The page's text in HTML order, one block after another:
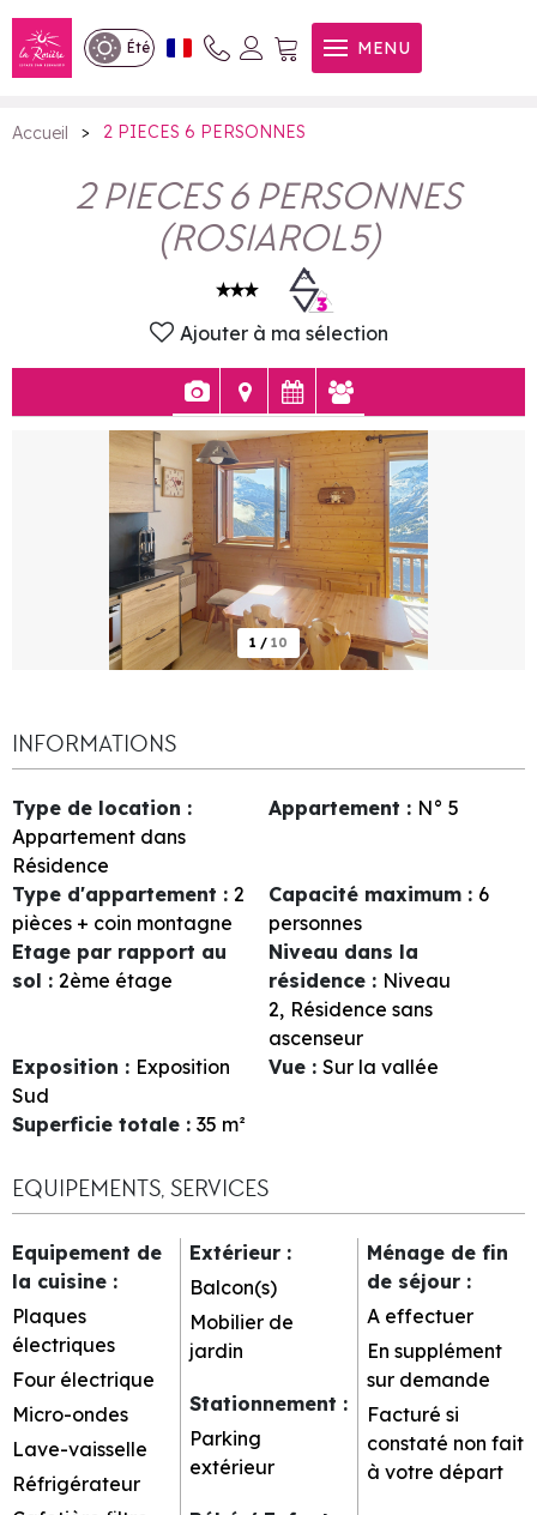
Été MENU
2 PIECES 6 PERSONNES
Accueil > 2 PIECES 6 PERSONNES
2 PIECES 6 PERSONNES
(ROSIAROL5)
Ajouter à ma sélection
1 / 10
INFORMATIONS
Type de location :
Appartement dans
Résidence
Appartement : N° 5
Type d'appartement : 2
pièces + coin montagne
Capacité maximum : 6
personnes
Etage par rapport au
sol : 2ème étage
Niveau dans la
résidence : Niveau
2 Résidence sans
ascenseur
Exposition : Exposition
Sud
Vue : Sur la vallée
Superficie totale : 35 m²
EQUIPEMENTS, SERVICES
Equipement de
la cuisine :
Plaques
électriques
Four électrique
Micro-ondes
Lave-vaisselle
Réfrigérateur
Extérieur :
Balcon(s)
Mobilier de
jardin
Stationnement :
Parking
extérieur
Ménage de fin
de séjour :
A effectuer
En supplément
sur demande
Facturé si
constaté non fait
à votre départ